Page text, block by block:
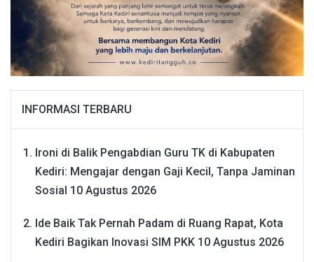
INFORMASI TERBARU
Ironi di Balik Pengabdian Guru TK di Kabupaten
Kediri: Mengajar dengan Gaji Kecil, Tanpa Jaminan
Sosial 10 Agustus 2026
Ide Baik Tak Pernah Padam di Ruang Rapat, Kota
Kediri Bagikan Inovasi SIM PKK 10 Agustus 2026